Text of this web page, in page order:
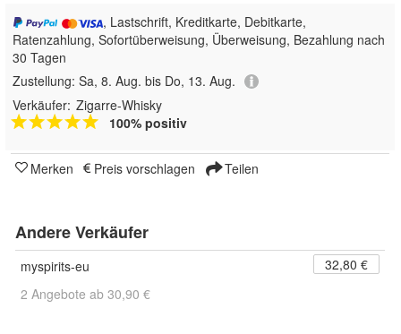
, Lastschrift, Kreditkarte, Debitkarte,
Ratenzahlung, Sofortüberweisung, Überweisung, Bezahlung nach
30 Tagen
Zustellung: Sa, 8. Aug. bis Do, 13. Aug.
Verkäufer: Zigarre-Whisky
100% positiv
Merken Preis vorschlagen Teilen
Andere Verkäufer
myspirits-eu
32,80 €
2 Angebote ab 30,90 €